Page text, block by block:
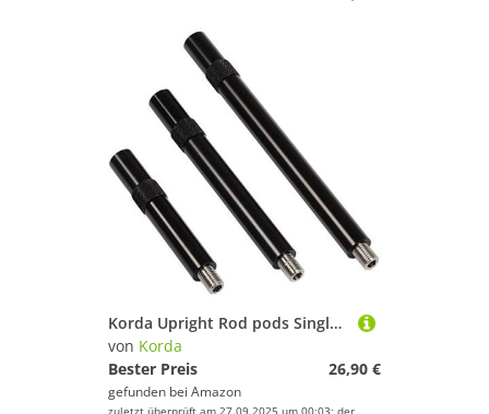
Korda Upright Rod pods Singlez 6,5"
von Korda
Bester Preis
26,90 €
gefunden bei Amazon
zuletzt überprüft am 27.09.2025 um 00:03; der